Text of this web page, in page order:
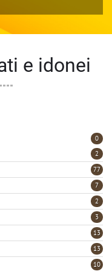
e idonei
0
2
77
7
2
3
13
13
10